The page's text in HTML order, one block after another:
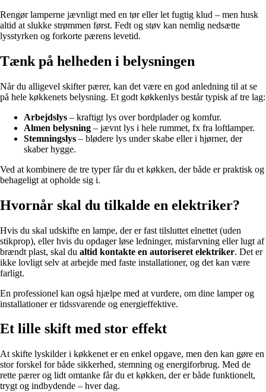
Rengør lamperne jævnligt med en tør eller let fugtig klud – men husk
altid at slukke strømmen først. Fedt og støv kan nemlig nedsætte
lysstyrken og forkorte pærens levetid.
Tænk på helheden i belysningen
Når du alligevel skifter pærer, kan det være en god anledning til at se
på hele køkkenets belysning. Et godt køkkenlys består typisk af tre lag:
Arbejdslys – kraftigt lys over bordplader og komfur.
Almen belysning – jævnt lys i hele rummet, fx fra loftlamper.
Stemningslys – blødere lys under skabe eller i hjørner, der
skaber hygge.
Ved at kombinere de tre typer får du et køkken, der både er praktisk og
behageligt at opholde sig i.
Hvornår skal du tilkalde en elektriker?
Hvis du skal udskifte en lampe, der er fast tilsluttet elnettet (uden
stikprop), eller hvis du opdager løse ledninger, misfarvning eller lugt af
brændt plast, skal du altid kontakte en autoriseret elektriker. Det er
ikke lovligt selv at arbejde med faste installationer, og det kan være
farligt.
En professionel kan også hjælpe med at vurdere, om dine lamper og
installationer er tidssvarende og energieffektive.
Et lille skift med stor effekt
At skifte lyskilder i køkkenet er en enkel opgave, men den kan gøre en
stor forskel for både sikkerhed, stemning og energiforbrug. Med de
rette pærer og lidt omtanke får du et køkken, der er både funktionelt,
trygt og indbydende – hver dag.